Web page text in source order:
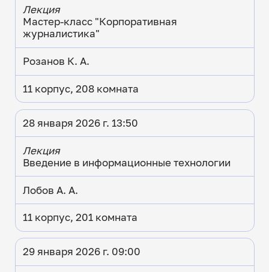
Лекция
Мастер-класс "Корпоративная
журналистика"
Розанов К. А.
11 корпус, 208 комната
28 января 2026 г. 13:50
Лекция
Введение в информационные технологии
Лобов А. А.
11 корпус, 201 комната
29 января 2026 г. 09:00